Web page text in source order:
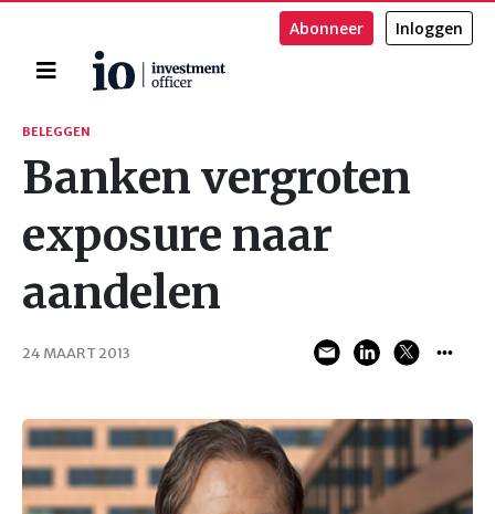
Home
Abonneer Inloggen
Zoeken
BELEGGEN
Banken vergroten
exposure naar
aandelen
24 MAART 2013